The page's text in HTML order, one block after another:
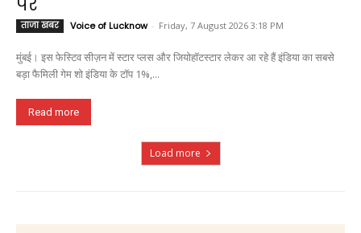
ताजा खबर Voice of Lucknow - Friday, 7 August 2026 3:18 PM
मुंबई। इस फेस्टिव सीज़न में स्टार प्लस और जियोहॉटस्टार लेकर आ रहे हैं इंडिया का सबसे
बड़ा फैमिली गेम शो इंडिया के टॉप 1%,...
Read more
Load more